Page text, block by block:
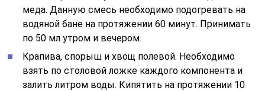
меда. Данную смесь необходимо подогревать на
водяной бане на протяжении 60 минут. Принимать
по 50 мл утром и вечером.
Крапива, спорыш и хвощ полевой. Необходимо
взять по столовой ложке каждого компонента и
залить литром воды. Кипятить на протяжении 10